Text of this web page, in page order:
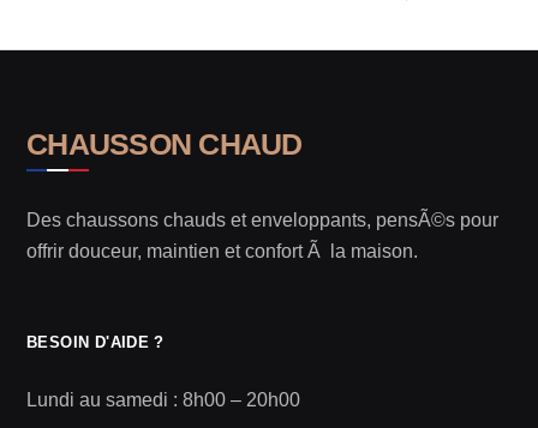
CHAUSSON CHAUD
Des chaussons chauds et enveloppants, pensÃ©s pour
offrir douceur, maintien et confort Ã la maison.
BESOIN D'AIDE ?
Lundi au samedi : 8h00 – 20h00